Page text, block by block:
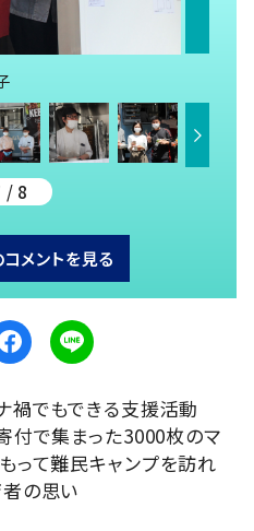
/ 8
メントを見る
禍でもできる支援活動
付で集まった3000枚のマ
って難民キャンプを訪れ
の思い